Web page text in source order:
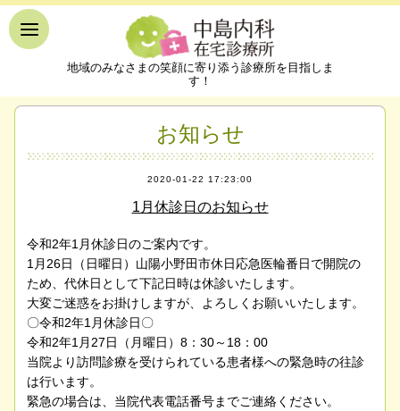
地域のみなさまの笑顔に寄り添う診療所を目指しま
す！
お知らせ
2020-01-22 17:23:00
1月休診日のお知らせ
令和2年1月休診日のご案内です。
1月26日（日曜日）山陽小野田市休日応急医輪番日で開院の
ため、代休日として下記日時は休診いたします。
大変ご迷惑をお掛けしますが、よろしくお願いいたします。
〇令和2年1月休診日〇
令和2年1月27日（月曜日）8：30～18：00
当院より訪問診療を受けられている患者様への緊急時の往診
は行います。
緊急の場合は、当院代表電話番号までご連絡ください。